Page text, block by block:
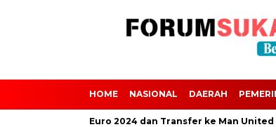
HOME NASIONAL DAERAH
Absen dari Euro 2024 dan Transfer ke Man United